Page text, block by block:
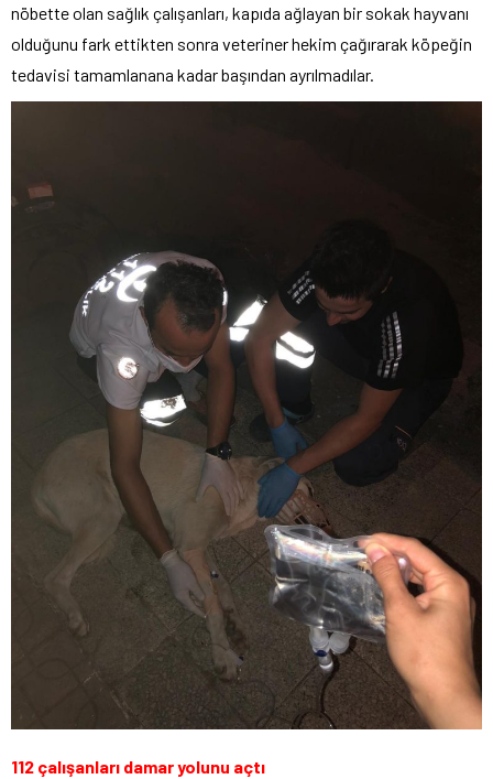
nöbette olan sağlık çalışanları, kapıda ağlayan bir sokak hayvanı
olduğunu fark ettikten sonra veteriner hekim çağırarak köpeğin
tedavisi tamamlanana kadar başından ayrılmadılar.
112 çalışanları damar yolunu açtı